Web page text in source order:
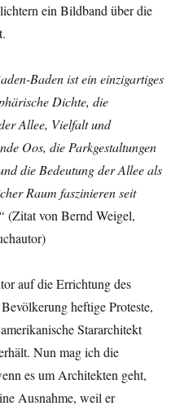
ein Bildband über die
Baden ist ein einzigartiges
Dichte, die
Allee, Vielfalt und
Oos, die Parkgestaltungen
die Bedeutung der Allee als
Raum faszinieren seit
(Zitat von Bernd Weigel,
auf die Errichtung des
heftige Proteste,
Stararchitekt
Nun mag ich die
es um Architekten geht,
Ausnahme, weil er